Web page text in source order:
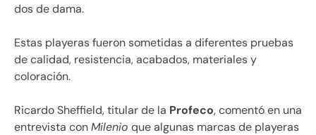
dos de dama.
Estas playeras fueron sometidas a diferentes pruebas
de calidad, resistencia, acabados, materiales y
coloración.
Ricardo Sheffield, titular de la Profeco, comentó en una
entrevista conMilenio que algunas marcas de playeras